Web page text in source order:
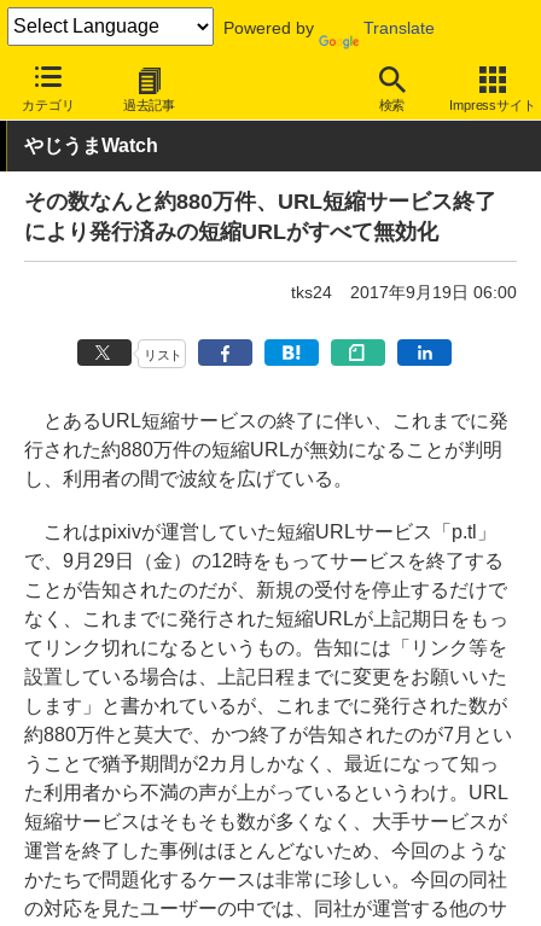
Powered by Translate
カテゴリ 過去記事 検索 Impressサイト
INTERNET Watch トピック サービス終了
やじうまWatch
その数なんと約880万件、URL短縮サービス終了
により発行済みの短縮URLがすべて無効化
tks24 2017年9月19日 06:00
リスト
とあるURL短縮サービスの終了に伴い、これまでに発
行された約880万件の短縮URLが無効になることが判明
し、利用者の間で波紋を広げている。
これはpixivが運営していた短縮URLサービス「p.tl」
で、9月29日（金）の12時をもってサービスを終了する
ことが告知されたのだが、新規の受付を停止するだけで
なく、これまでに発行された短縮URLが上記期日をもっ
てリンク切れになるというもの。告知には「リンク等を
設置している場合は、上記日程までに変更をお願いいた
します」と書かれているが、これまでに発行された数が
約880万件と莫大で、かつ終了が告知されたのが7月とい
うことで猶予期間が2カ月しかなく、最近になって知っ
た利用者から不満の声が上がっているというわけ。URL
短縮サービスはそもそも数が多くなく、大手サービスが
運営を終了した事例はほとんどないため、今回のような
かたちで問題化するケースは非常に珍しい。今回の同社
の対応を見たユーザーの中では、同社が運営する他のサ